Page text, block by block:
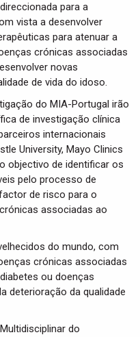
para a
vista a desenvolver
para atenuar a
crónicas associadas
novas
de vida do idoso.
do MIA-Portugal irão
de investigação clínica
internacionais
University, Mayo Clinics
objectivo de identificar os
pelo processo de
de risco para o
associadas ao
do mundo, com
crónicas associadas
ou doenças
deterioração da qualidade
do